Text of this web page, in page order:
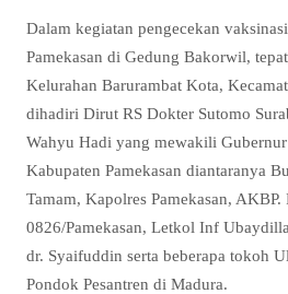
Dalam kegiatan pengecekan
Pamekasan di Gedung Bakorwil,
Kelurahan Barurambat Kota,
dihadiri Dirut RS Dokter Sutomo
Wahyu Hadi yang mewakili
Kabupaten Pamekasan diantaranya
Tamam, Kapolres Pamekasan,
0826/Pamekasan, Letkol Inf
dr. Syaifuddin serta beberapa tokoh
Pondok Pesantren di Madura.